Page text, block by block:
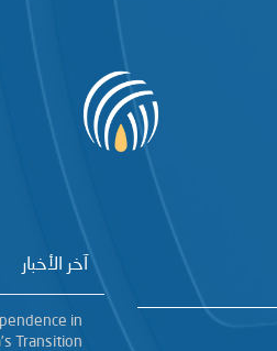
آخر الأخبار
in
Transition